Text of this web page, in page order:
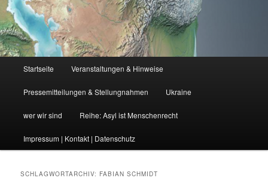
Startseite Veranstaltungen & Hinweise
Pressemitteilungen & Stellungnahmen Ukraine
wer wir sind Reihe: Asyl ist Menschenrecht
Impressum | Kontakt | Datenschutz
SCHLAGWORTARCHIV: FABIAN SCHMIDT